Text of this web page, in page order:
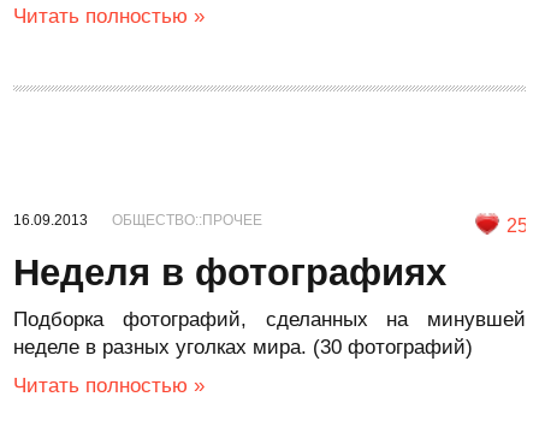
Читать полностью »
16.09.2013 ОБЩЕСТВО::ПРОЧЕЕ 25
Неделя в фотографиях
Подборка фотографий, сделанных на минувшей
неделе в разных уголках мира. (30 фотографий)
Читать полностью »